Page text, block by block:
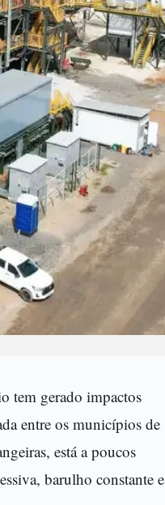
tem gerado impactos
entre os municípios de
está a poucos
barulho constante e